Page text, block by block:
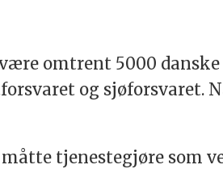
omtrent 5000
og sjøforsvaret.
tjenestegjøre som